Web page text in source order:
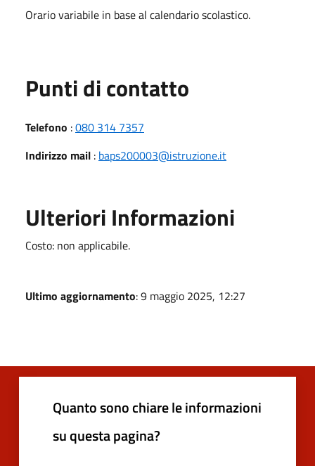
Orario variabile in base al calendario scolastico.
Punti di contatto
Telefono :080 314 7357
Indirizzo mail : baps200003@istruzione.it
Ulteriori Informazioni
Costo: non applicabile.
Ultimo aggiornamento: 9 maggio 2025, 12:27
Quanto sono chiare le informazioni
su questa pagina?